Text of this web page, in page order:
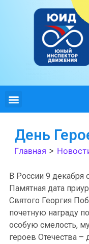
День
Главная >
В России 9 декабря
Памятная дата
Святого Георгия
почетную награду
особую смелость,
героев Отечества